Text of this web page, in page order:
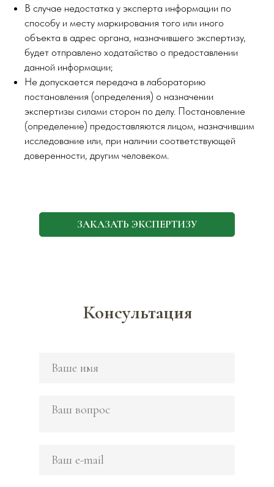
В случае недостатка у эксперта информации по
способу и месту маркирования того или иного
объекта в адрес органа, назначившего экспертизу,
будет отправлено ходатайство о предоставлении
данной информации;
Не допускается передача в лабораторию
постановления (определения) о назначении
экспертизы силами сторон по делу. Постановление
(определение) предоставляются лицом, назначившим
исследование или, при наличии соответствующей
доверенности, другим человеком.
ЗАКАЗАТЬ ЭКСПЕРТИЗУ
Консультация